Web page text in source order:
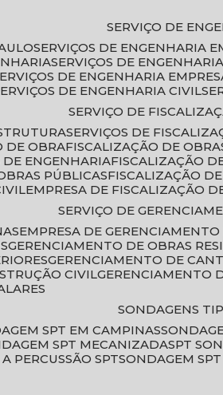
SERVIÇO DE
SERVIÇOS DE ENGENHARIA
SERVIÇOS DE
SERVIÇOS DE ENGENHARIA
SERVIÇOS DE ENGENHARIA CIVIL
SERVIÇO DE
SERVIÇOS DE
DE OBRA FISCALIZAÇÃO DE
DE ENGENHARIA FISCALIZAÇÃO
PÚBLICAS
FISCALIZAÇÃO
EMPRESA DE FISCALIZAÇÃO
SERVIÇO DE
EMPRESA DE
GERENCIAMENTO DE OBRAS
GERENCIAMENTO DE
CIVIL
GERENCIAMENTO
SONDAGENS
SPT EM CAMPINAS
SPT MECANIZADA SPT
A PERCUSSÃO SPT SONDAGEM SPT